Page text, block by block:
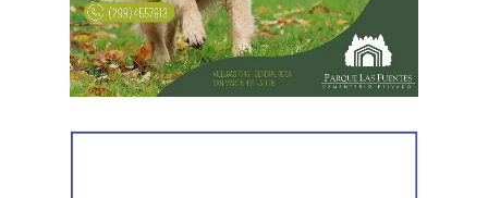
un seguimiento constante de la evolución de la turbiedad
para adecuar la producción de agua potable de acuerdo
con las condiciones que presenta el río.